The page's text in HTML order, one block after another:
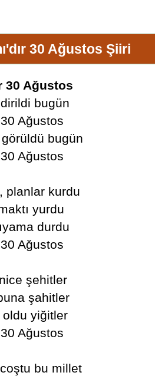
30 Ağustos Şiiri
30 Ağustos
bugün
Ağustos
bugün
Ağustos
planlar kurdu
yurdu
durdu
Ağustos
şehitler
şahitler
yiğitler
Ağustos
bu millet